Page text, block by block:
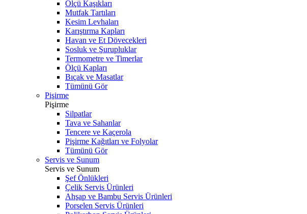
Ölçü Kaşıkları
Mutfak Tartıları
Kesim Levhaları
Karıştırma Kapları
Havan ve Et Dövecekleri
Sosluk ve Şurupluklar
Termometre ve Timerlar
Ölçü Kapları
Bıçak ve Masatlar
Tümünü Gör
Pişirme
Pişirme
Silpatlar
Tava ve Sahanlar
Tencere ve Kaçerola
Pişirme Kağıtları ve Folyolar
Tümünü Gör
Servis ve Sunum
Servis ve Sunum
Şef Önlükleri
Çelik Servis Ürünleri
Ahşap ve Bambu Servis Ürünleri
Porselen Servis Ürünleri